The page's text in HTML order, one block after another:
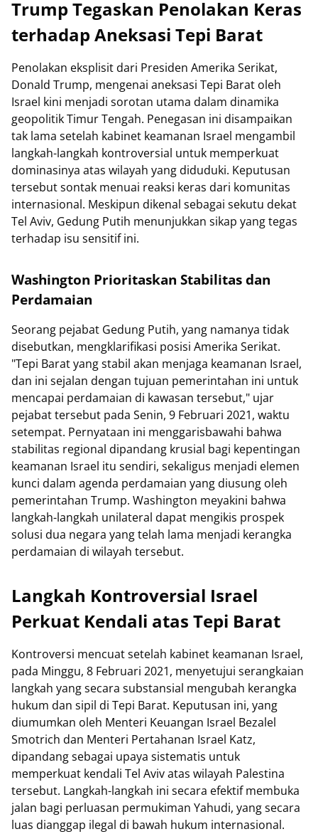
Trump Tegaskan Penolakan Keras
terhadap Aneksasi Tepi Barat
Penolakan eksplisit dari Presiden Amerika Serikat,
Donald Trump, mengenai aneksasi Tepi Barat oleh
Israel kini menjadi sorotan utama dalam dinamika
geopolitik Timur Tengah. Penegasan ini disampaikan
tak lama setelah kabinet keamanan Israel mengambil
langkah-langkah kontroversial untuk memperkuat
dominasinya atas wilayah yang diduduki. Keputusan
tersebut sontak menuai reaksi keras dari komunitas
internasional. Meskipun dikenal sebagai sekutu dekat
Tel Aviv, Gedung Putih menunjukkan sikap yang tegas
terhadap isu sensitif ini.
Washington Prioritaskan Stabilitas dan
Perdamaian
Seorang pejabat Gedung Putih, yang namanya tidak
disebutkan, mengklarifikasi posisi Amerika Serikat.
"Tepi Barat yang stabil akan menjaga keamanan Israel,
dan ini sejalan dengan tujuan pemerintahan ini untuk
mencapai perdamaian di kawasan tersebut," ujar
pejabat tersebut pada Senin, 9 Februari 2021, waktu
setempat. Pernyataan ini menggarisbawahi bahwa
stabilitas regional dipandang krusial bagi kepentingan
keamanan Israel itu sendiri, sekaligus menjadi elemen
kunci dalam agenda perdamaian yang diusung oleh
pemerintahan Trump. Washington meyakini bahwa
langkah-langkah unilateral dapat mengikis prospek
solusi dua negara yang telah lama menjadi kerangka
perdamaian di wilayah tersebut.
Langkah Kontroversial Israel
Perkuat Kendali atas Tepi Barat
Kontroversi mencuat setelah kabinet keamanan Israel,
pada Minggu, 8 Februari 2021, menyetujui serangkaian
langkah yang secara substansial mengubah kerangka
hukum dan sipil di Tepi Barat. Keputusan ini, yang
diumumkan oleh Menteri Keuangan Israel Bezalel
Smotrich dan Menteri Pertahanan Israel Katz,
dipandang sebagai upaya sistematis untuk
memperkuat kendali Tel Aviv atas wilayah Palestina
tersebut. Langkah-langkah ini secara efektif membuka
jalan bagi perluasan permukiman Yahudi, yang secara
luas dianggap ilegal di bawah hukum internasional.